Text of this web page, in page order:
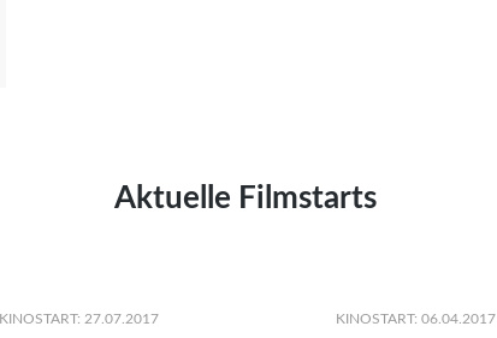
Aktuelle Filmstarts
KINOSTART: 27.07.2017 KINOSTART: 06.04.2017